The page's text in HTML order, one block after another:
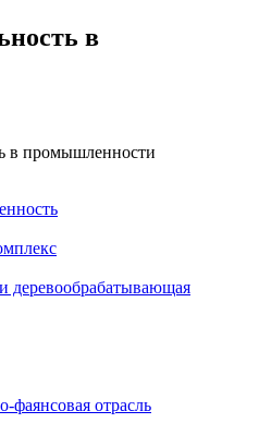
в
в промышленности
деревообрабатывающая
фаянсовая отрасль